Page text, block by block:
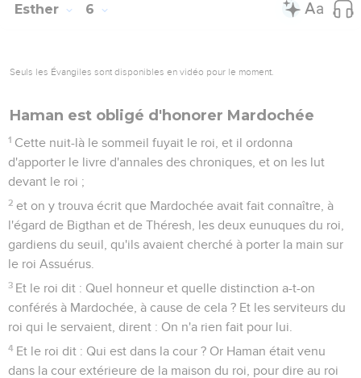
Esther 6
Seuls les Évangiles sont disponibles en vidéo pour le moment.
Haman est obligé d'honorer Mardochée
1 Cette nuit-là le sommeil fuyait le roi, et il ordonna
d'apporter le livre d'annales des chroniques, et on les lut
devant le roi ;
2 et on y trouva écrit que Mardochée avait fait connaître, à
l'égard de Bigthan et de Théresh, les deux eunuques du roi,
gardiens du seuil, qu'ils avaient cherché à porter la main sur
le roi Assuérus.
3 Et le roi dit : Quel honneur et quelle distinction a-t-on
conférés à Mardochée, à cause de cela ? Et les serviteurs du
roi qui le servaient, dirent : On n'a rien fait pour lui.
4 Et le roi dit : Qui est dans la cour ? Or Haman était venu
dans la cour extérieure de la maison du roi, pour dire au roi